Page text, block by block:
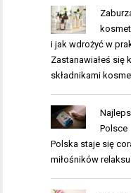
i jak wdrożyć w
Zastanawiałeś się
składnikami
Polsce
Polska staje się
miłośników